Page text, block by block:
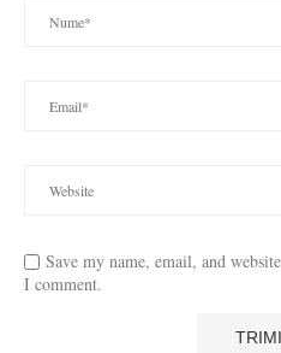
Save my name, email, and
I comment.